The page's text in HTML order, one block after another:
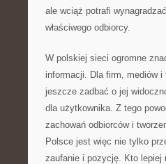
ale wciąż potrafi
właściwego odbiorcy.
W polskiej sieci ogromne
informacji. Dla firm, mediów
jeszcze zadbać o jej
dla użytkownika. Z tego
zachowań odbiorców i
Polsce jest więc nie tylko
zaufanie i pozycję. Kto lepiej